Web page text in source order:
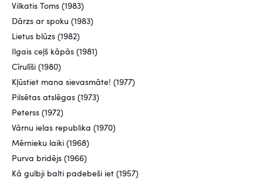
Vilkatis Toms (1983)
Dārzs ar spoku (1983)
Lietus blūzs (1982)
Ilgais ceļš kāpās (1981)
Cīrulīši (1980)
Kļūstiet mana sievasmāte! (1977)
Pilsētas atslēgas (1973)
Peterss (1972)
Vārnu ielas republika (1970)
Mērnieku laiki (1968)
Purva bridējs (1966)
Kā gulbji balti padebeši iet (1957)